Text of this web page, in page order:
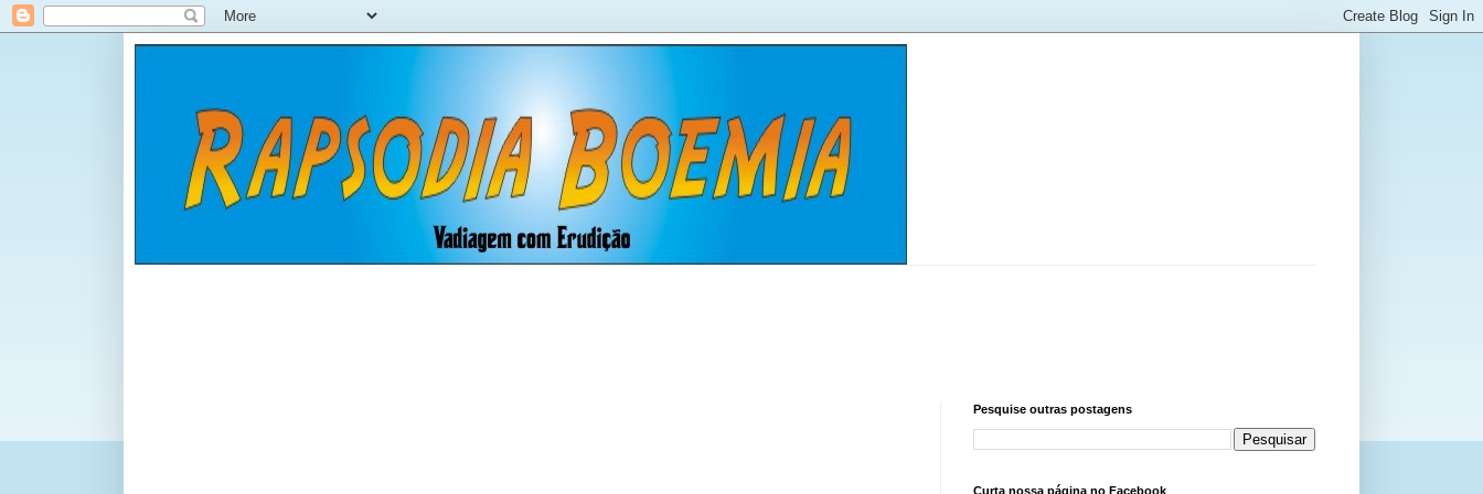
Pesquise outras postagens
Curta nossa página no Facebook